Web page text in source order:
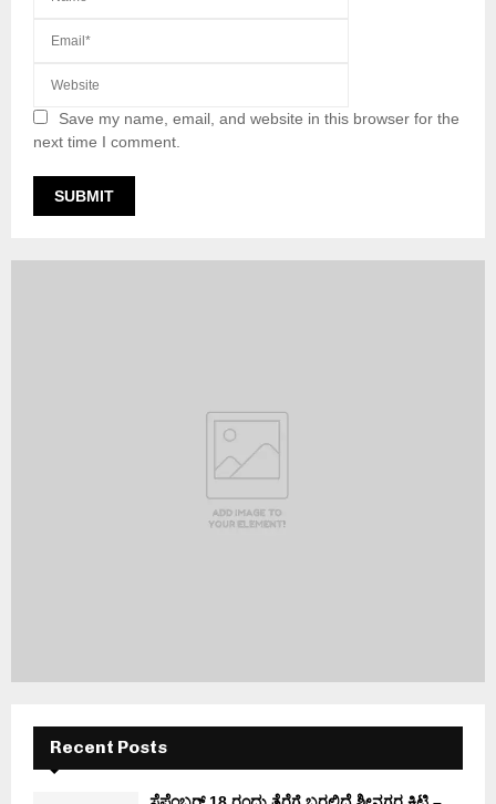
Save my name, email, and website in this browser for the
next time I comment.
Recent Posts